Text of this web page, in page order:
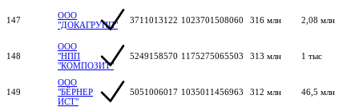
147
ООО
"ДОКАГРУПП"
3711013122 1023701508060 316 млн 2,08 млн
148
ООО
"НПП
"КОМПОЗИТ"
5249158570 1175275065503 313 млн 1 тыс
149
ООО
"БЁРНЕР
ИСТ"
5051006017 1035011456963 312 млн 46,5 млн